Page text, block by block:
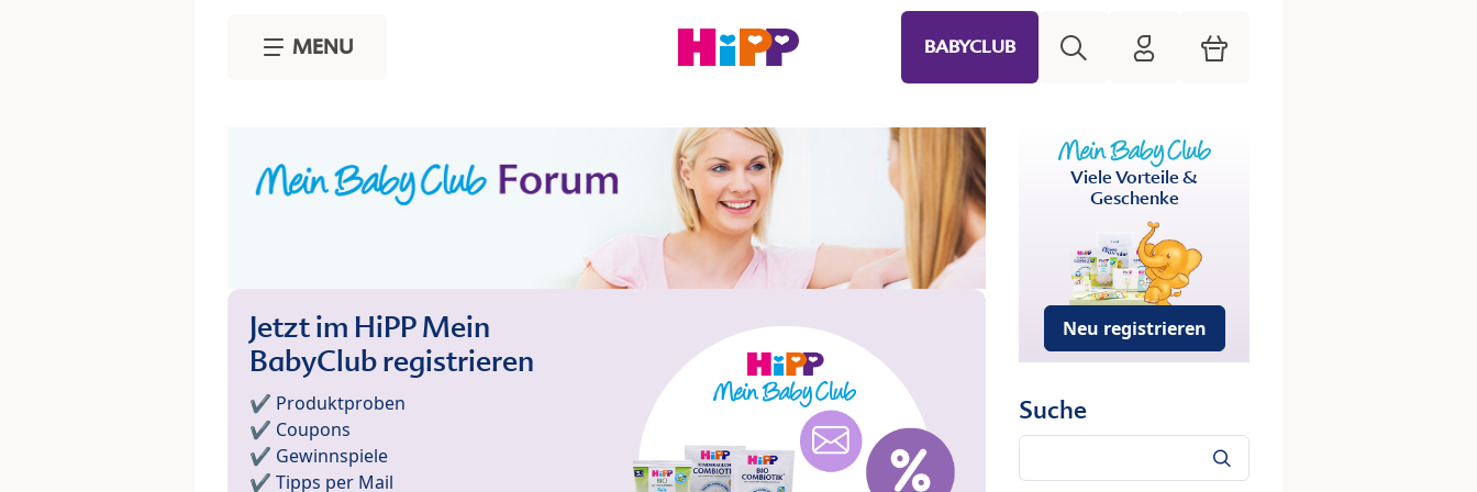
MENU BABYCLUB HiPP Mein Babyclub
Warenkorb
Jetzt im HiPP Mein
BabyClub registrieren
✔️ Produktproben
✔️ Coupons
✔️ Gewinnspiele
✔️ Tipps per Mail
Viele Vorteile &
Geschenke
Neu registrieren
Suche